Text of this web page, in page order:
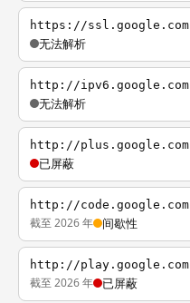
https://ssl.google.com
无法解析
http://ipv6.google.com
无法解析
http://plus.google.com
已屏蔽
http://code.google.com
截至 2026 年 间歇性
http://play.google.com
截至 2026 年 已屏蔽